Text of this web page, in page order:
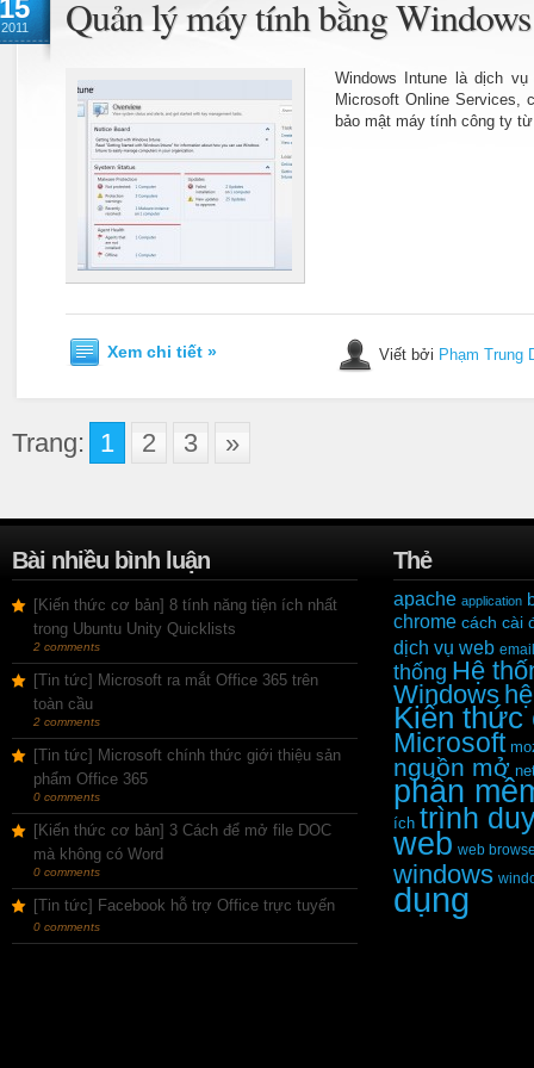
15
2011 Quản lý máy tính bằng
Windows Intune là dịch
Microsoft Online Services,
bảo mật máy tính công ty
Xem chi tiết » Viết bởi Phạm Trung
Trang: 1 2 3 »
Bài nhiều bình luận
[Kiến thức cơ bản] 8 tính năng tiện ích nhất
trong Ubuntu Unity Quicklists
2 comments
[Tin tức] Microsoft ra mắt Office 365 trên
toàn cầu
2 comments
[Tin tức] Microsoft chính thức giới thiệu sản
phẩm Office 365
0 comments
[Kiến thức cơ bản] 3 Cách để mở file DOC
mà không có Word
0 comments
[Tin tức] Facebook hỗ trợ Office trực tuyến
0 comments
Thẻ
apache application
chrome cách cài
dịch vụ web email
thống Hệ
Windows
Kiến thức
Microsoft
nguồn mở
phần
ích trình
web web
windows
dụng